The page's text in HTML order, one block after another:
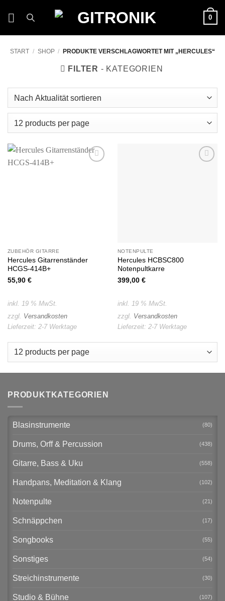
0
START / SHOP / PRODUKTE VERSCHLAGWORTET MIT „HERCULES“
FILTER
ZUBEHÖR GITARRE
Hercules Gitarrenständer
HCGS-414B+
55,90 €
inkl. 19 % MwSt.
zzgl. Versandkosten
Lieferzeit: 2-7 Werktage
NOTENPULTE
Hercules HCBSC800
Notenpultkarre
399,00 €
inkl. 19 % MwSt.
zzgl. Versandkosten
Lieferzeit: 2-7 Werktage
PRODUKTKATEGORIEN
Blasinstrumente (80)
Drums, Orff & Percussion (438)
Gitarre, Bass & Uku (558)
Handpans, Meditation & Klang (102)
Notenpulte (21)
Schnäppchen (17)
Songbooks (55)
Sonstiges (54)
Streichinstrumente (30)
Studio & Bühne (107)